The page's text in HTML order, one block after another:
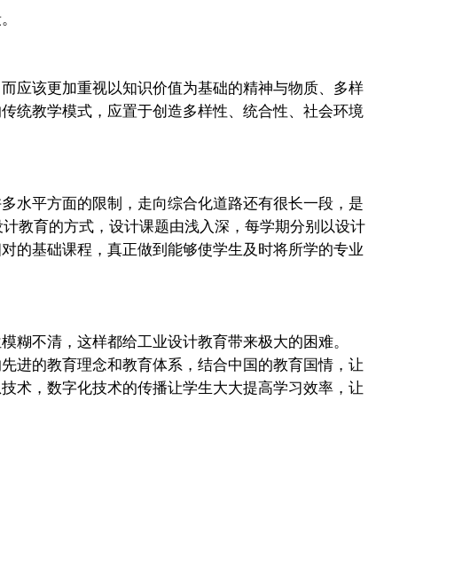
该更加重视以知识价值为基础的精神与物质、多样
统教学模式，应置于创造多样性、统合性、社会环境
平方面的限制，走向综合化道路还有很长一段，是
教育的方式，设计课题由浅入深，每学期分别以设计
的基础课程，真正做到能够使学生及时将所学的专业
不清，这样都给工业设计教育带来极大的困难。
进的教育理念和教育体系，结合中国的教育国情，让
术，数字化技术的传播让学生大大提高学习效率，让